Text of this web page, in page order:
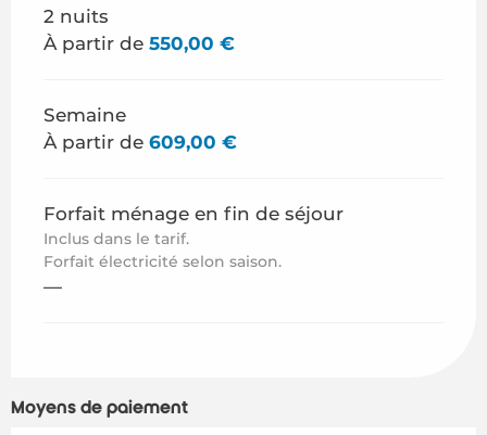
Tarifs 2026
2 nuits
À partir de 550,00 €
Semaine
À partir de 609,00 €
Forfait ménage en fin de séjour
Inclus dans le tarif.
Forfait électricité selon saison.
—
Moyens de paiement